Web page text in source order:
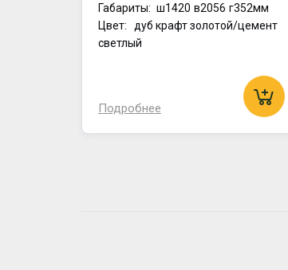
Габариты: ш1420 в2056 г352мм
Цвет: дуб крафт золотой/цемент
светлый
Подробнее